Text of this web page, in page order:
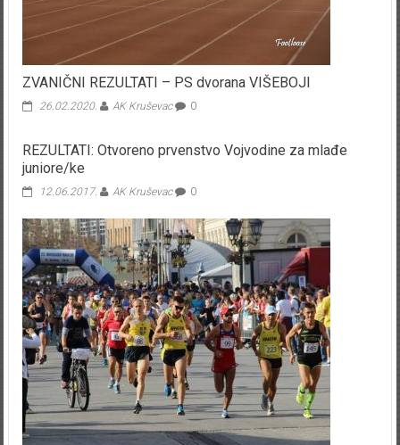
ZVANIČNI REZULTATI – PS dvorana VIŠEBOJI
26.02.2020. AK Kruševac 0
REZULTATI: Otvoreno prvenstvo Vojvodine za mlađe
juniore/ke
12.06.2017. AK Kruševac 0